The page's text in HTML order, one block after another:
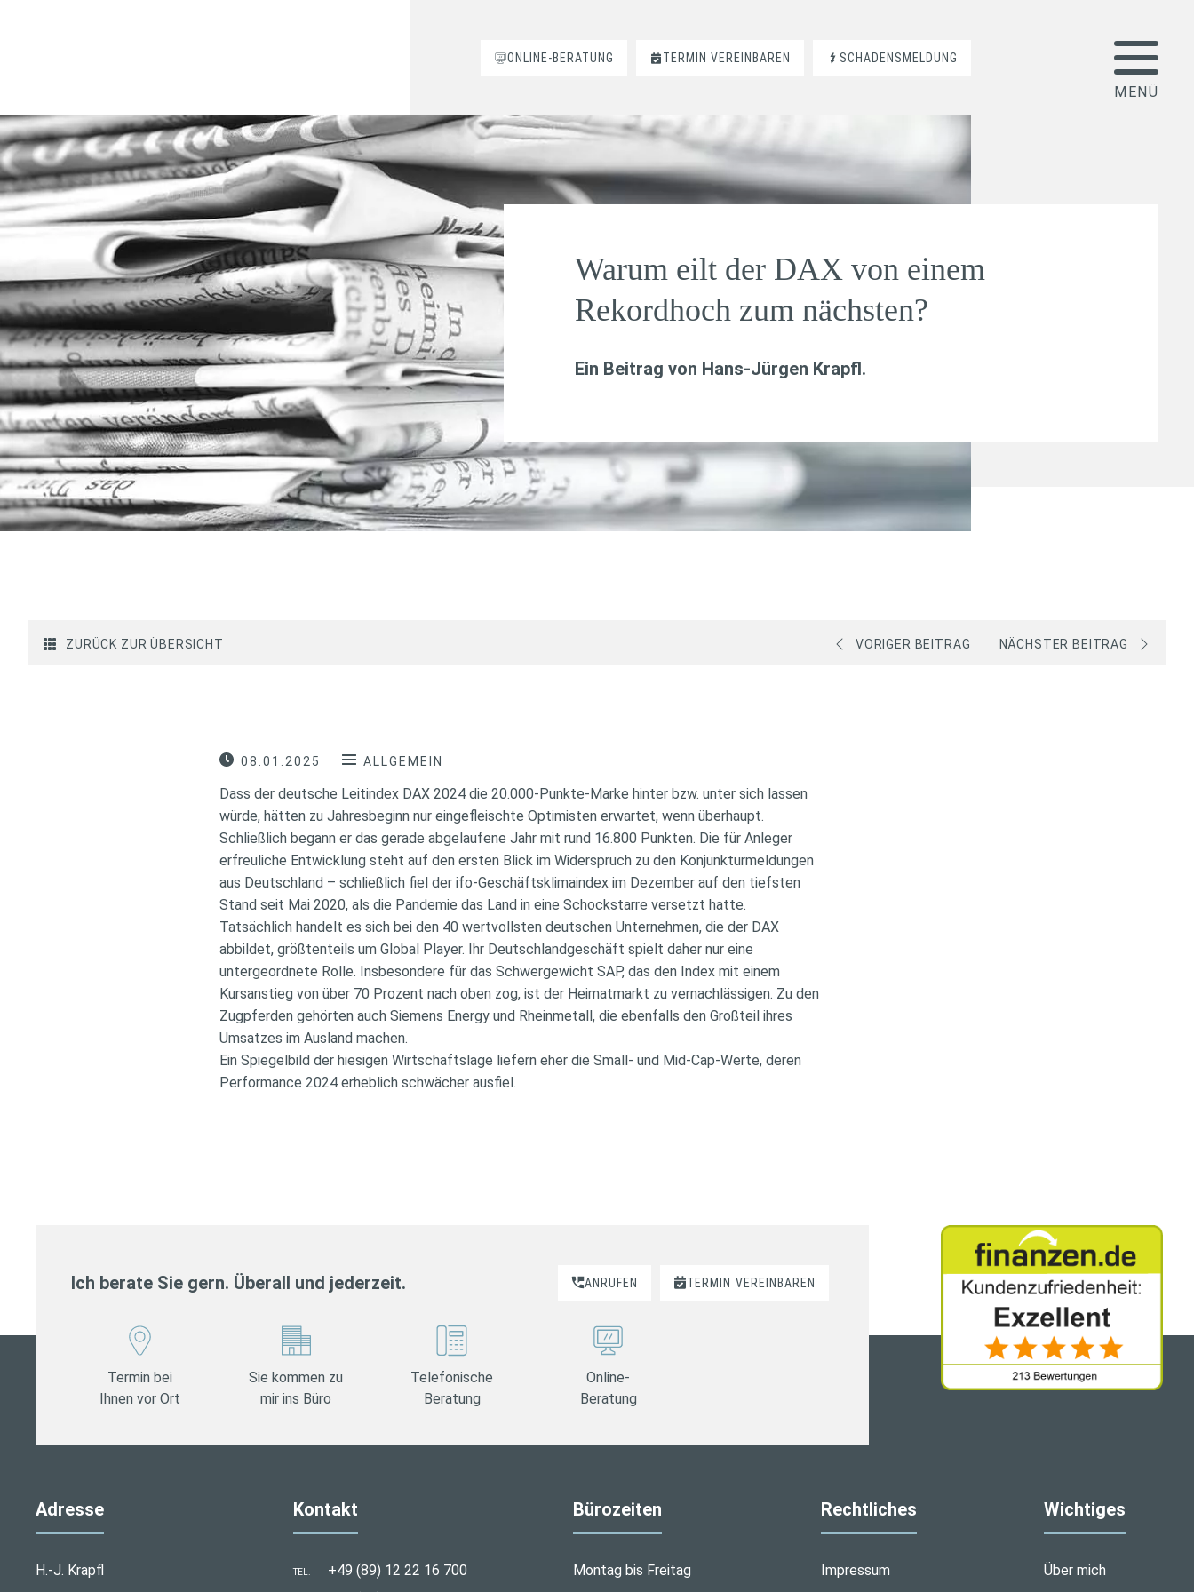
ONLINE-BERATUNG TERMIN VEREINBAREN SCHADENSMELDUNG
Warum eilt der DAX von einem
Rekordhoch zum nächsten?
Ein Beitrag von Hans-Jürgen Krapfl.
ZURÜCK ZUR ÜBERSICHT VORIGER BEITRAG NÄCHSTER BEITRAG
08.01.2025 ALLGEMEIN
Dass der deutsche Leitindex DAX 2024 die 20.000-Punkte-Marke hinter bzw. unter sich lassen
würde, hätten zu Jahresbeginn nur eingefleischte Optimisten erwartet, wenn überhaupt.
Schließlich begann er das gerade abgelaufene Jahr mit rund 16.800 Punkten. Die für Anleger
erfreuliche Entwicklung steht auf den ersten Blick im Widerspruch zu den Konjunkturmeldungen
aus Deutschland – schließlich fiel der ifo-Geschäftsklimaindex im Dezember auf den tiefsten
Stand seit Mai 2020, als die Pandemie das Land in eine Schockstarre versetzt hatte.
Tatsächlich handelt es sich bei den 40 wertvollsten deutschen Unternehmen, die der DAX
abbildet, größtenteils um Global Player. Ihr Deutschlandgeschäft spielt daher nur eine
untergeordnete Rolle. Insbesondere für das Schwergewicht SAP, das den Index mit einem
Kursanstieg von über 70 Prozent nach oben zog, ist der Heimatmarkt zu vernachlässigen. Zu den
Zugpferden gehörten auch Siemens Energy und Rheinmetall, die ebenfalls den Großteil ihres
Umsatzes im Ausland machen.
Ein Spiegelbild der hiesigen Wirtschaftslage liefern eher die Small- und Mid-Cap-Werte, deren
Performance 2024 erheblich schwächer ausfiel.
Ich berate Sie gern. Überall und jederzeit. ANRUFEN TERMIN VEREINBAREN
Termin bei
Ihnen vor Ort
Sie kommen zu
mir ins Büro
Telefonische
Beratung
Online-
Beratung
Adresse
H.-J. Krapfl
Kontakt
TEL.
+49 (89) 12 22 16 700
Bürozeiten
Montag bis Freitag
Rechtliches
Impressum
Wichtiges
Über mich